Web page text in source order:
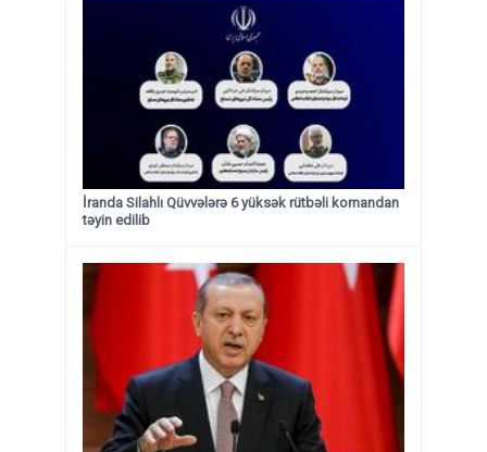
İranda Silahlı Qüvvələrə 6 yüksək rütbəli komandan
təyin edilib